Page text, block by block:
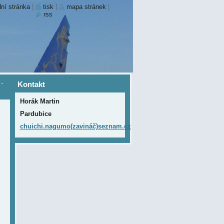
- Kontakt
Horák Martin
Pardubice
chuichi.nagumo(zavináč)seznam.cz
stránka tisk mapa stránek
rss